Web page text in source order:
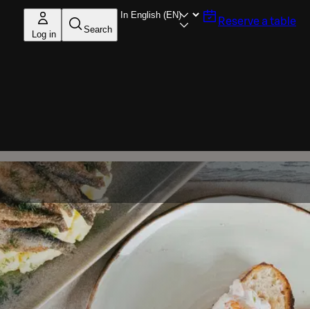
Log in Search
Reserve a table